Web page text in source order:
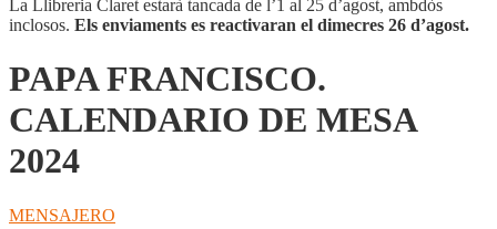
La Llibreria Claret estarà tancada de l’1 al 25 d’agost, ambdòs
inclosos. Els enviaments es reactivaran el dimecres 26 d’agost.
PAPA FRANCISCO.
CALENDARIO DE MESA
2024
MENSAJERO